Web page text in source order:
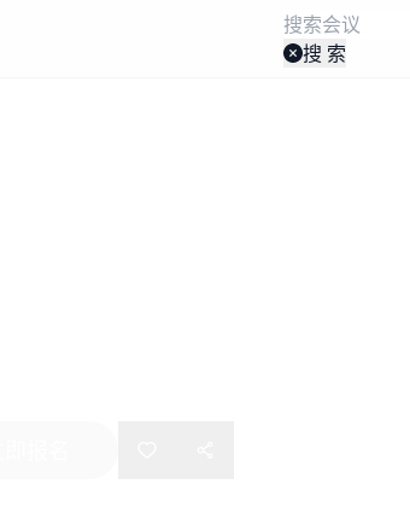
搜 索
升HR工作效能 2025年